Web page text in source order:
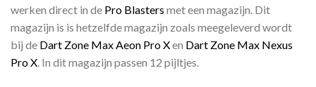
werken direct in de Pro Blasters met een magazijn. Dit
magazijn is is hetzelfde magazijn zoals meegeleverd wordt
bij de Dart Zone Max Aeon Pro Xen Dart Zone Max Nexus
Pro X. In dit magazijn passen 12 pijltjes.